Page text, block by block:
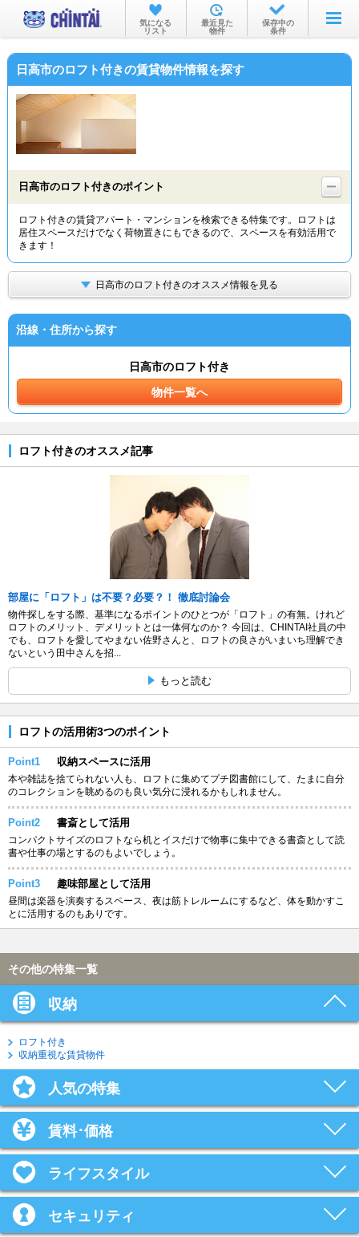
お部屋を探す
沿線・駅から
物件特集から
TOP
気になる
リスト
最近見た
物件
保存中の
条件
日高市のロフト付きの賃貸物件情報を探す
日高市のロフト付きのポイント
ロフト付きの賃貸アパート・マンションを検索できる特集です。ロフトは
居住スペースだけでなく荷物置きにもできるので、スペースを有効活用で
きます！
日高市のロフト付きのオススメ情報を見る
沿線・住所から探す
日高市のロフト付き
物件一覧へ
ロフト付きのオススメ記事
部屋に「ロフト」は不要？必要？！ 徹底討論会
物件探しをする際、基準になるポイントのひとつが「ロフト」の有無。けれど
ロフトのメリット、デメリットとは一体何なのか？ 今回は、CHINTAI社員の中
でも、ロフトを愛してやまない佐野さんと、ロフトの良さがいまいち理解でき
ないという田中さんを招...
もっと読む
ロフトの活用術3つのポイント
Point1 収納スペースに活用
本や雑誌を捨てられない人も、ロフトに集めてプチ図書館にして、たまに自分
のコレクションを眺めるのも良い気分に浸れるかもしれません。
Point2 書斎として活用
コンパクトサイズのロフトなら机とイスだけで物事に集中できる書斎として読
書や仕事の場とするのもよいでしょう。
Point3 趣味部屋として活用
昼間は楽器を演奏するスペース、夜は筋トレルームにするなど、体を動かすこ
とに活用するのもありです。
その他の特集一覧
収納
ロフト付き
収納重視な賃貸物件
人気の特集
賃料･価格
ライフスタイル
セキュリティ